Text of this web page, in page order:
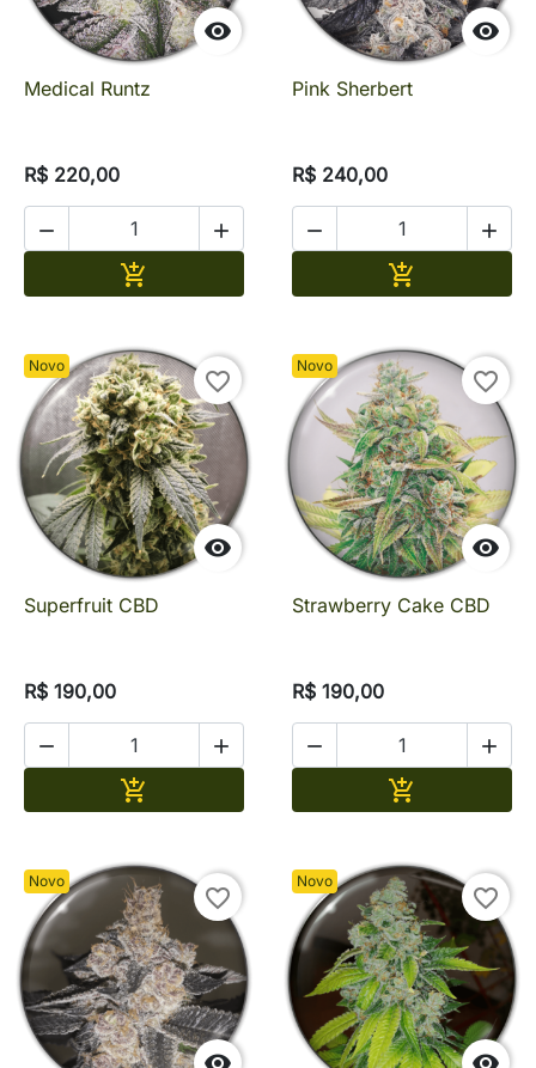

Medical Runtz
R$ 220,00
 


Pink Sherbert
R$ 240,00
 

Novo

favorite_border
Superfruit CBD
R$ 190,00
 

Novo

favorite_border
Strawberry Cake CBD
R$ 190,00
 

Novo
favorite_border
Novo
favorite_border